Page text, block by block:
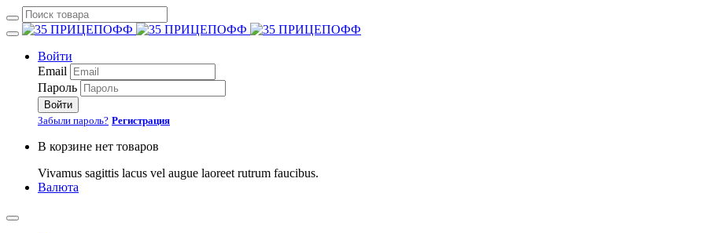
Войти
Email
Пароль
Войти
Забыли пароль? Регистрация
В корзине нет товаров
Vivamus sagittis lacus vel augue laoreet rutrum faucibus.
Валюта